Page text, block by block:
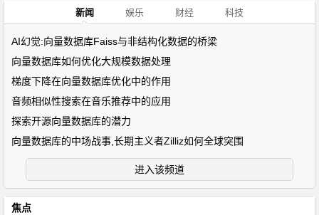
新闻 娱乐 财经 科技
AI幻觉:向量数据库Faiss与非结构化数据的桥梁
向量数据库如何优化大规模数据处理
梯度下降在向量数据库优化中的作用
音频相似性搜索在音乐推荐中的应用
探索开源向量数据库的潜力
向量数据库的中场战事,长期主义者Zilliz如何全球突围
进入该频道
焦点